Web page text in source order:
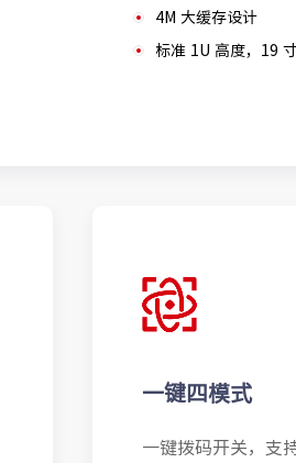
4M 大缓存设计
标准 1U 高度，19
一键四模式
一键拨码开关，支